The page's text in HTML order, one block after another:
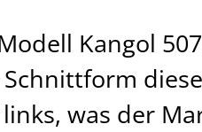
Kangol
was der